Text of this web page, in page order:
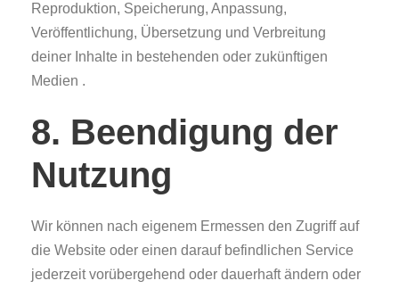
Reproduktion, Speicherung, Anpassung,
Veröffentlichung, Übersetzung und Verbreitung
deiner Inhalte in bestehenden oder zukünftigen
Medien .
8. Beendigung der
Nutzung
Wir können nach eigenem Ermessen den Zugriff auf
die Website oder einen darauf befindlichen Service
jederzeit vorübergehend oder dauerhaft ändern oder